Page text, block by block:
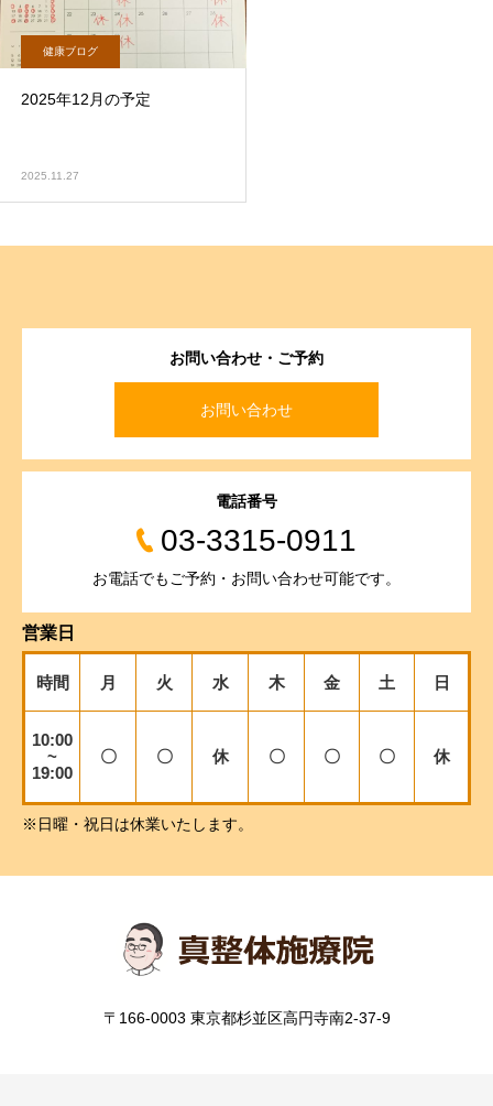
健康ブログ
2025年12月の予定
2025.11.27
お問い合わせ・ご予約
お問い合わせ
電話番号
03-3315-0911
お電話でもご予約・お問い合わせ可能です。
営業日
時間 月 火 水 木 金 土 日
10:00
~
19:00
〇 〇 休 〇 〇 〇 休
※日曜・祝日は休業いたします。
〒166-0003 東京都杉並区高円寺南2-37-9